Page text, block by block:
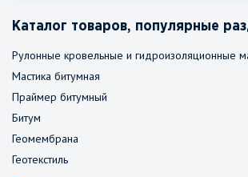
Каталог товаров, популярные
Рулонные кровельные и гидроизоляционные
Мастика битумная
Праймер битумный
Битум
Геомембрана
Геотекстиль